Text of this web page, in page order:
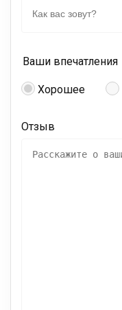
Ваши впечатления
Хорошее
Отзыв